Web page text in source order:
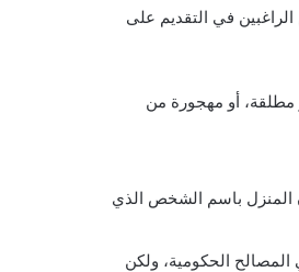
في التقديم على
أو مهجورة من
المنزل باسم الشخص الذي
الحكومية، ولكن